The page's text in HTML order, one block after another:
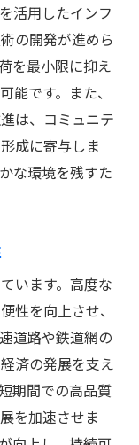
たらす影響
する理由
変える
の未来
重要性
する力
型土木技術
アプローチ
ュニティ
木技術
構築
の発展
土木技術
を活性化
活用したインフ
の開発が進めら
を最小限に抑え
能です。また、
は、コミュニテ
成に寄与しま
な環境を残すた
います。高度な
性を向上させ、
道路や鉄道網の
済の発展を支え
期間での高品質
を加速させま